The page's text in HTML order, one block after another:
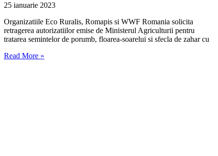
25 ianuarie 2023
Organizatiile Eco Ruralis, Romapis si WWF Romania solicita
retragerea autorizatiilor emise de Ministerul Agriculturii pentru
tratarea semintelor de porumb, floarea-soarelui si sfecla de zahar cu
Read More »